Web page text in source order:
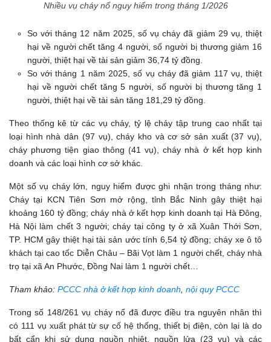
Nhiều vụ cháy nổ nguy hiểm trong tháng 1/2026
So với tháng 12 năm 2025, số vụ cháy đã giảm 29 vụ, thiệt
hại về người chết tăng 4 người, số người bị thương giảm 16
người, thiệt hại về tài sản giảm 36,74 tỷ đồng.
So với tháng 1 năm 2025, số vụ cháy đã giảm 117 vụ, thiệt
hại về người chết tăng 5 người, số người bị thương tăng 1
người, thiệt hại về tài sản tăng 181,29 tỷ đồng.
Theo thống kê từ các vụ cháy, tỷ lệ cháy tập trung cao nhất tại
loại hình nhà dân (97 vụ), cháy kho và cơ sở sản xuất (37 vụ),
cháy phương tiện giao thông (41 vụ), cháy nhà ở kết hợp kinh
doanh và các loại hình cơ sở khác.
Một số vụ cháy lớn, nguy hiểm được ghi nhận trong tháng như:
Cháy tại KCN Tiên Sơn mở rộng, tỉnh Bắc Ninh gây thiệt hại
khoảng 160 tỷ đồng; cháy nhà ở kết hợp kinh doanh tại Hà Đông,
Hà Nội làm chết 3 người; cháy tại công ty ở xã Xuân Thới Sơn,
TP. HCM gây thiệt hại tài sản ước tính 6,54 tỷ đồng; cháy xe ô tô
khách tại cao tốc Diễn Châu – Bãi Vọt làm 1 người chết, cháy nhà
trọ tại xã An Phước, Đồng Nai làm 1 người chết…
Tham khảo: PCCC nhà ở kết hợp kinh doanh, nội quy PCCC
Trong số 148/261 vụ cháy nổ đã được điều tra nguyên nhân thì
có 111 vụ xuất phát từ sự cố hệ thống, thiết bị điện, còn lại là do
bất cẩn khi sử dụng nguồn nhiệt, nguồn lửa (23 vụ) và các